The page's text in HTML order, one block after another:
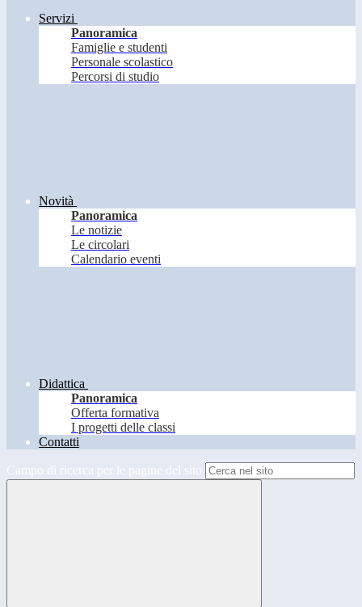
Servizi
Panoramica
Famiglie e studenti
Personale scolastico
Percorsi di studio
Novità
Panoramica
Le notizie
Le circolari
Calendario eventi
Didattica
Panoramica
Offerta formativa
I progetti delle classi
Contatti
Campo di ricerca per le pagine del sito